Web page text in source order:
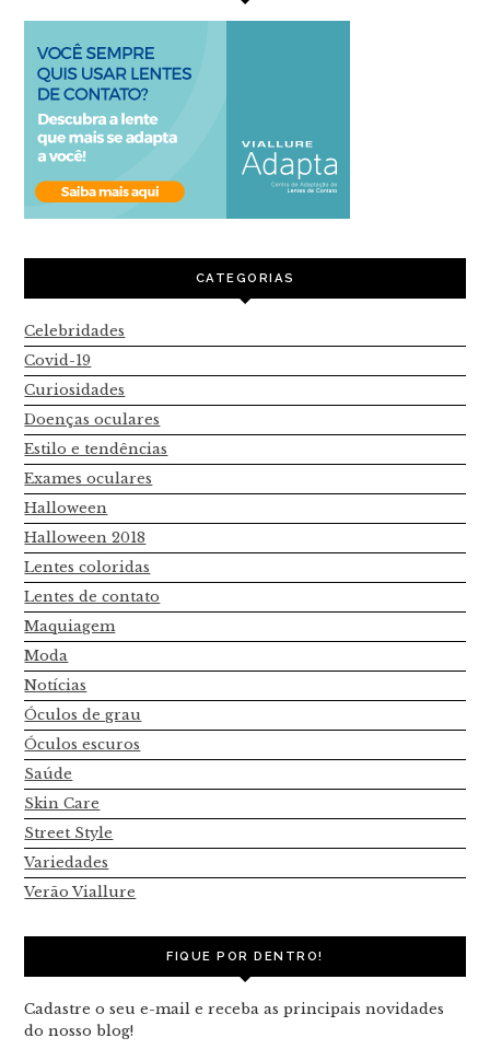
CATEGORIAS
Celebridades
Covid-19
Curiosidades
Doenças oculares
Estilo e tendências
Exames oculares
Halloween
Halloween 2018
Lentes coloridas
Lentes de contato
Maquiagem
Moda
Notícias
Óculos de grau
Óculos escuros
Saúde
Skin Care
Street Style
Variedades
Verão Viallure
FIQUE POR DENTRO!
Cadastre o seu e-mail e receba as principais novidades
do nosso blog!